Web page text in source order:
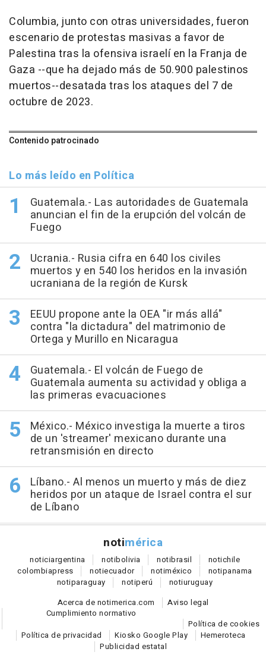
Columbia, junto con otras universidades, fueron
escenario de protestas masivas a favor de
Palestina tras la ofensiva israelí en la Franja de
Gaza --que ha dejado más de 50.900 palestinos
muertos--desatada tras los ataques del 7 de
octubre de 2023.
Contenido patrocinado
Lo más leído en Política
Guatemala.- Las autoridades de Guatemala
anuncian el fin de la erupción del volcán de
Fuego
Ucrania.- Rusia cifra en 640 los civiles
muertos y en 540 los heridos en la invasión
ucraniana de la región de Kursk
EEUU propone ante la OEA "ir más allá"
contra "la dictadura" del matrimonio de
Ortega y Murillo en Nicaragua
Guatemala.- El volcán de Fuego de
Guatemala aumenta su actividad y obliga a
las primeras evacuaciones
México.- México investiga la muerte a tiros
de un 'streamer' mexicano durante una
retransmisión en directo
Líbano.- Al menos un muerto y más de diez
heridos por un ataque de Israel contra el sur
de Líbano
notimérica
noticiargentina notibolivia notibrasil notichile
colombiapress notiecuador notiméxico notipanama
notiparaguay notiperú notiuruguay
Acerca de notimerica.com
Aviso legal
Cumplimiento normativo
Política de cookies
Política de privacidad
Kiosko Google Play
Hemeroteca
Publicidad estatal